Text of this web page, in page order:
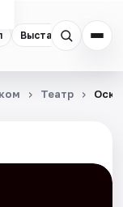
Выставки
Театр